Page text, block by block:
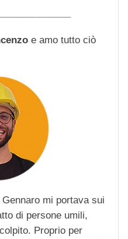
e amo tutto ciò
mi portava sui
di persone umili,
Proprio per